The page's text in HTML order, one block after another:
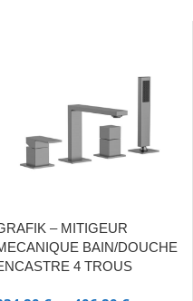
– MITIGEUR
BAIN/DOUCHE
4 TROUS